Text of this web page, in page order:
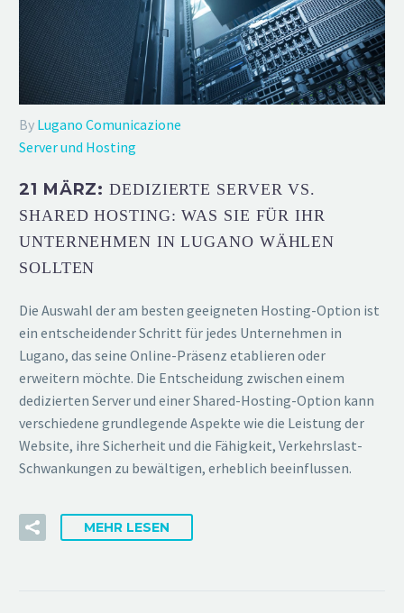
By Lugano Comunicazione
Server und Hosting
21 MÄRZ:DEDIZIERTE SERVER VS.
SHARED HOSTING: WAS SIE FÜR IHR
UNTERNEHMEN IN LUGANO WÄHLEN
SOLLTEN
Die Auswahl der am besten geeigneten Hosting-Option ist
ein entscheidender Schritt für jedes Unternehmen in
Lugano, das seine Online-Präsenz etablieren oder
erweitern möchte. Die Entscheidung zwischen einem
dedizierten Server und einer Shared-Hosting-Option kann
verschiedene grundlegende Aspekte wie die Leistung der
Website, ihre Sicherheit und die Fähigkeit, Verkehrslast-
Schwankungen zu bewältigen, erheblich beeinflussen.
MEHR LESEN